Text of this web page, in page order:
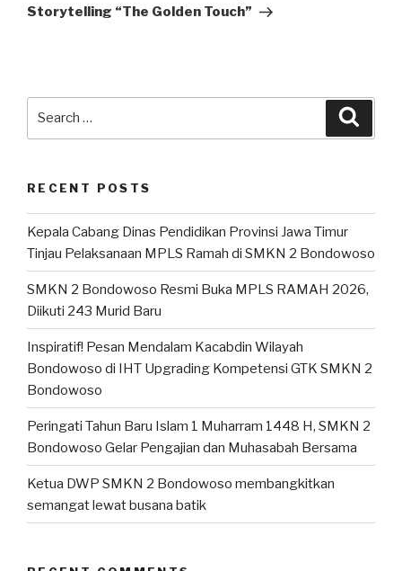
Storytelling “The Golden Touch”
RECENT POSTS
Kepala Cabang Dinas Pendidikan Provinsi Jawa Timur
Tinjau Pelaksanaan MPLS Ramah di SMKN 2 Bondowoso
SMKN 2 Bondowoso Resmi Buka MPLS RAMAH 2026,
Diikuti 243 Murid Baru
Inspiratif! Pesan Mendalam Kacabdin Wilayah
Bondowoso di IHT Upgrading Kompetensi GTK SMKN 2
Bondowoso
Peringati Tahun Baru Islam 1 Muharram 1448 H, SMKN 2
Bondowoso Gelar Pengajian dan Muhasabah Bersama
Ketua DWP SMKN 2 Bondowoso membangkitkan
semangat lewat busana batik